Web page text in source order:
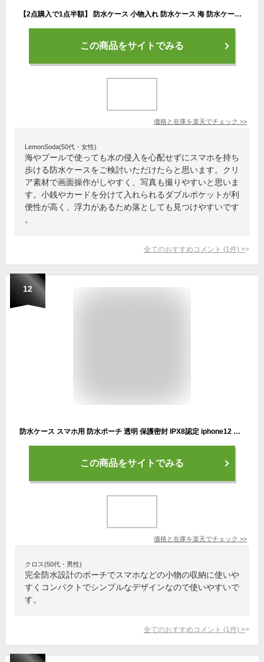
【2点購入で1点半額】 防水ケース 小物入れ 防水ケース 海 防水ケース スマホ 防水 防水ケース スマホカバー 防水スマホケース 水中撮影 防水スマホケース ダブルポケット IPX8 完全防水 小銭入れ ストラップ付き 浮く レジャー プール 海の中 お風呂 浴室 iPhone クリア
この商品をサイトでみる
価格と在庫を楽天でチェック >>
LemonSoda(50代・女性)
海やプールで使っても水の侵入を心配せずにスマホを持ち
歩ける防水ケースをご検討いただけたらと思います。クリ
ア素材で画面操作がしやすく、写真も撮りやすいと思いま
す。小銭やカードを分けて入れられるダブルポケットが利
便性が高く、浮力があるため落としても見つけやすいです
。
全てのおすすめコメント (1 件) >
12
防水ケース スマホ用 防水ポーチ 透明 保護密封 IPX8認定 iphone12 mini Pro Max 全機種対応 完全防水 顔認証 お風呂 小物入れ スマホカバー ケース 海 プール 携帯 水中撮影 防滴 防塵 マルチポーチ 防水パック スマホ スマートフォン かわいい アウトドア 送料無料
この商品をサイトでみる
価格と在庫を楽天でチェック >>
クロス(50代・男性)
完全防水設計のポーチでスマホなどの小物の収納に使いや
すくコンパクトでシンプルなデザインなので使いやすいで
す。
全てのおすすめコメント (1 件) >